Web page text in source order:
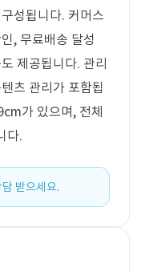
성됩니다. 커머스
, 무료배송 달성
제공됩니다. 관리
츠 관리가 포함됩
가 있으며, 전체
다.
받으세요.